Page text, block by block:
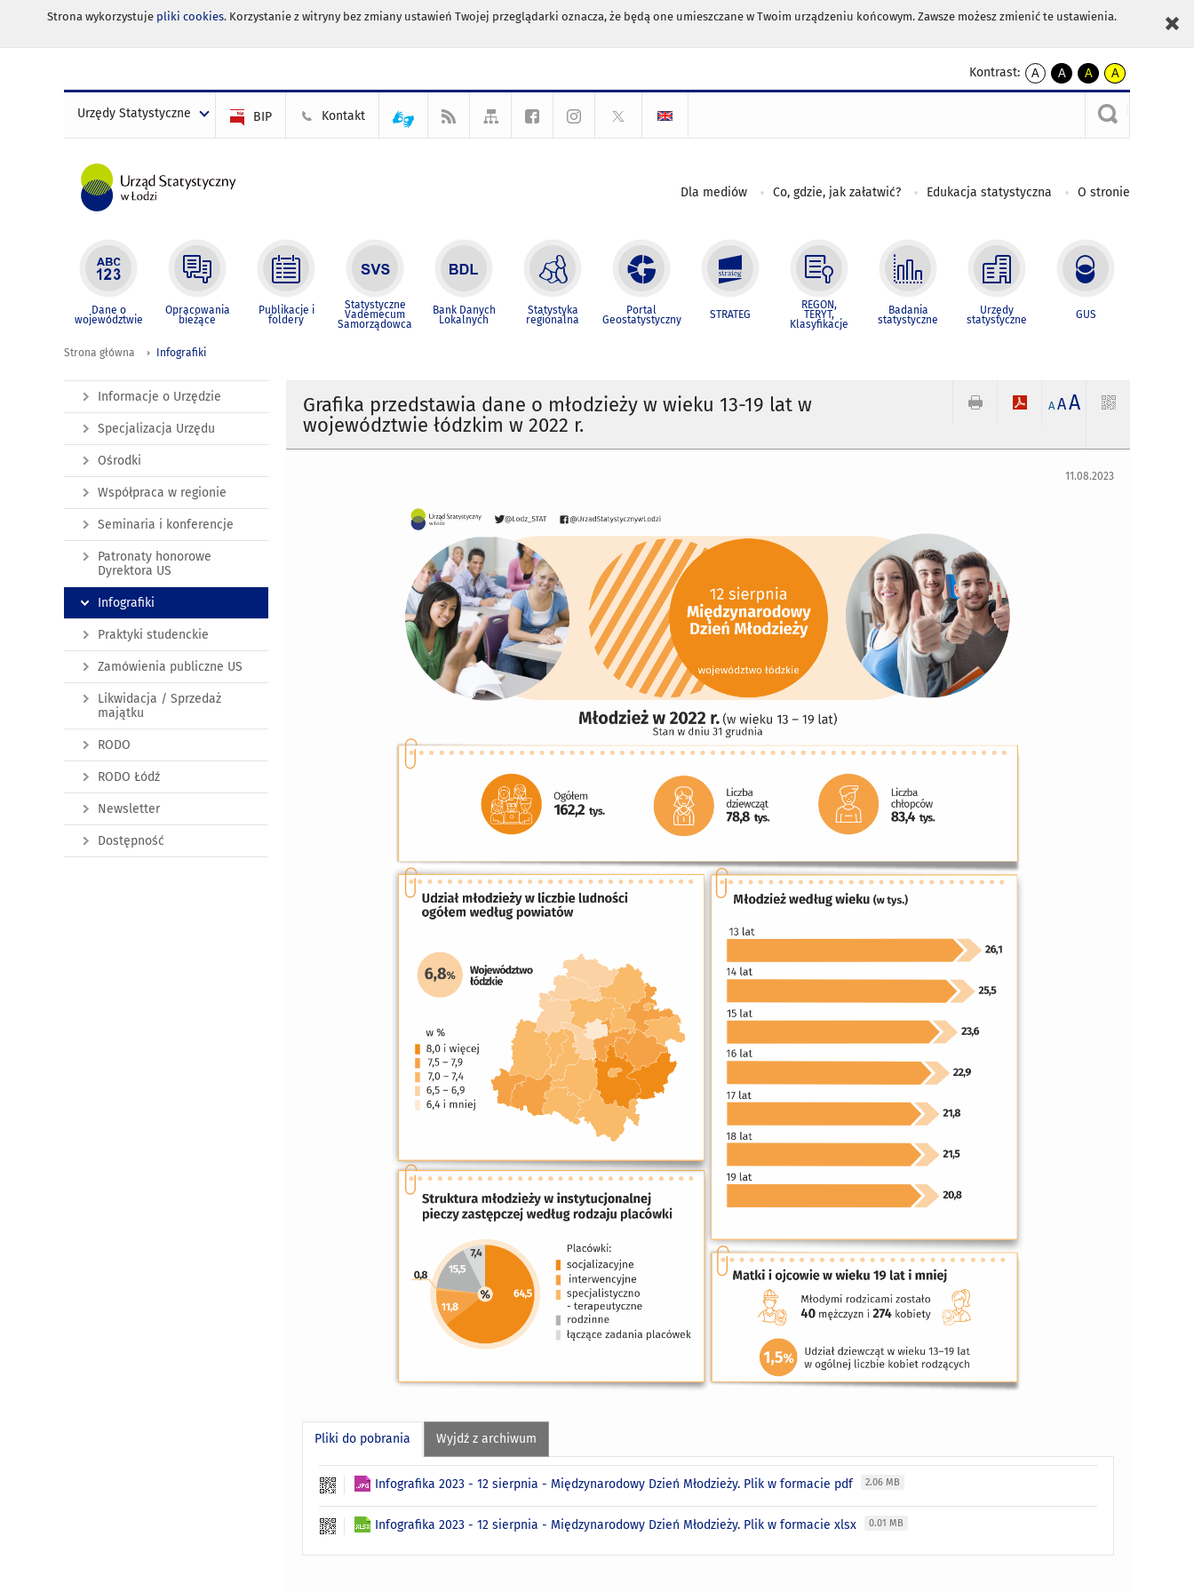
Strona wykorzystuje pliki cookies. Korzystanie z witryny bez zmiany ustawień Twojej przeglądarki oznacza, że będą one umieszczane w Twoim urządzeniu końcowym. Zawsze możesz zmienić te ustawienia.
Kontrast:
A
kontrast
A
kontrast
czarnym
A
kontrast
żółty
tekst
czarnym
A
kontrast
czarny
tekst
żółtym
Urzędy Statystyczne BIP Kontakt
Dla mediów Co, gdzie, jak załatwić? Edukacja statystyczna O stronie
Dane o
województwie
Opracowania
bieżące
Publikacje i
foldery
Statystyczne
Vademecum
Samorządowca
Bank Danych
Lokalnych
Statystyka
regionalna
Portal
Geostatystyczny STRATEG
REGON,
TERYT,
Klasyfikacje
Badania
statystyczne
Urzędy
statystyczne GUS
Strona główna Infografiki
Grafika przedstawia dane o młodzieży w wieku 13-19 lat w
województwie łódzkim w 2022 r.
A AA
11.08.2023
Pliki do pobrania Wyjdź z archiwum
Infografika 2023 - 12 sierpnia - Międzynarodowy Dzień Młodzieży. Plik w formacie pdf 2.06 MB
Infografika 2023 - 12 sierpnia - Międzynarodowy Dzień Młodzieży. Plik w formacie xlsx 0.01 MB
Informacje o Urzędzie
Specjalizacja Urzędu
Ośrodki
Współpraca w regionie
Seminaria i konferencje
Patronaty honorowe
Dyrektora US
Infografiki
Praktyki studenckie
Zamówienia publiczne US
Likwidacja / Sprzedaż
majątku
RODO
RODO Łódź
Newsletter
Dostępność